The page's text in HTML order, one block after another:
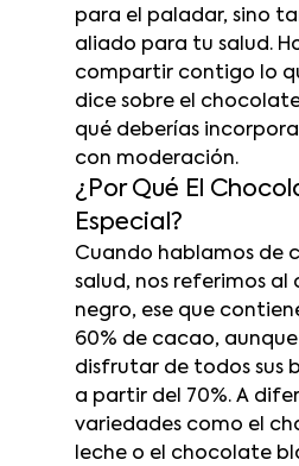
para el paladar, sino
aliado para tu salud.
compartir contigo lo
dice sobre el
qué deberías
con moderación.
¿Por Qué El
Especial?
Cuando hablamos de
salud, nos referimos
negro, ese que
60% de cacao,
disfrutar de todos sus
a partir del 70%. A
variedades como el
leche o el chocolate